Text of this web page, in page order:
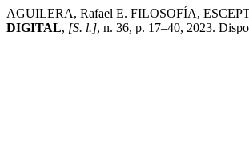
AGUILERA, Rafael E. FILOSOFÍA,
DIGITAL, [S. l.], n. 36, p. 17–40, 2023.